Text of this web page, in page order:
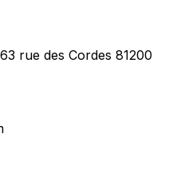
rue des Cordes 81200